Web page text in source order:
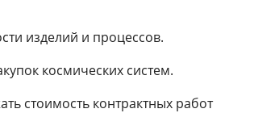
изделий и процессов.
космических систем.
стоимость контрактных работ